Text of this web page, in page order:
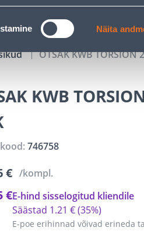
Näita
JÄRELMAKS
OTSAK KWB TORSION
KWB
746758
€ /kompl.
€
E-poe erihinnad võivad erineda
Säästad 1.21 €(35%)
E-hind sisselogitud kliendile